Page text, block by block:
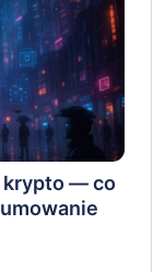
krypto — co